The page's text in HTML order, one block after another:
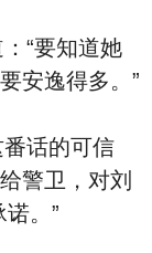
“要知道她
安逸得多。”
话的可信
警卫，对刘
。”